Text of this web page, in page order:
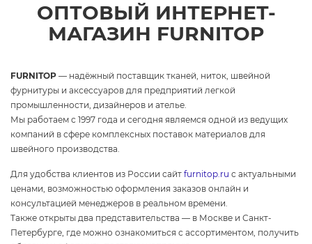
ОПТОВЫЙ ИНТЕРНЕТ-
МАГАЗИН FURNITOP
FURNITOP — надёжный поставщик тканей, ниток, швейной
фурнитуры и аксессуаров для предприятий легкой
промышленности, дизайнеров и ателье.
Мы работаем с 1997 года и сегодня являемся одной из ведущих
компаний в сфере комплексных поставок материалов для
швейного производства.
Для удобства клиентов из России сайт furnitop.ru с актуальными
ценами, возможностью оформления заказов онлайн и
консультацией менеджеров в реальном времени.
Также открыты два представительства — в Москве и Санкт-
Петербурге, где можно ознакомиться с ассортиментом, получить